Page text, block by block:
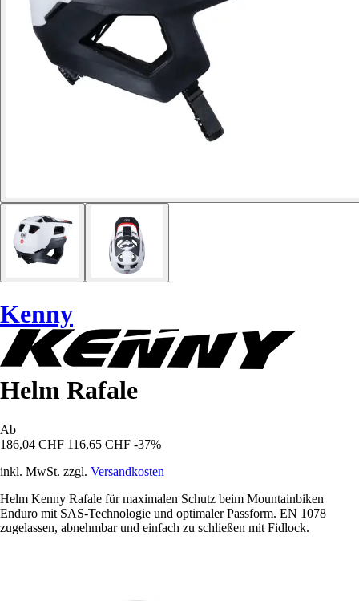
Kenny
Helm Rafale
Ab
186,04 CHF 116,65 CHF -37%
inkl. MwSt. zzgl. Versandkosten
Helm Kenny Rafale für maximalen Schutz beim Mountainbiken
Enduro mit SAS-Technologie und optimaler Passform. EN 1078
zugelassen, abnehmbar und einfach zu schließen mit Fidlock.